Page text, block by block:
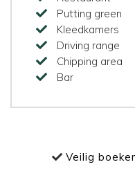
Putting green
Kleedkamers
Driving range
Chipping area
Bar
Veilig